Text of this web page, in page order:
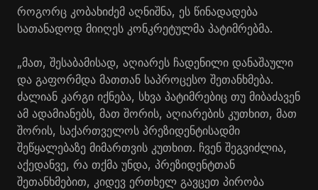
როგორც კობახიძემ აღნიშნა, ეს წინადადება
სათანადოდ მიიღეს კონკრეტულმა პატიმრებმა.
„მათ, შესაბამისად, აღიარეს ჩადენილი დანაშაული
და გაფორმდა მათთან საპროცესო შეთანხმება.
ძალიან კარგი იქნება, სხვა პატიმრებიც თუ მიბაძავენ
ამ ადამიანებს, მათ შორის, აღიარების კუთხით, მათ
შორის, საქართველოს პრეზიდენტისადმი
შეწყალებაზე მიმართვის კუთხით. ჩვენ შეგვიძლია,
აქედანვე, რა თქმა უნდა, პრეზიდენტთან
შეთანხმებით, კიდევ ერთხელ გავცეთ პირობა